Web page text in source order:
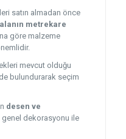
satın almadan önce
metrekare
göre malzeme
mevcut olduğu
bulundurarak seçim
desen ve
genel dekorasyonu ile